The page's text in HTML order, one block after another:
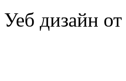
Уеб дизайн от